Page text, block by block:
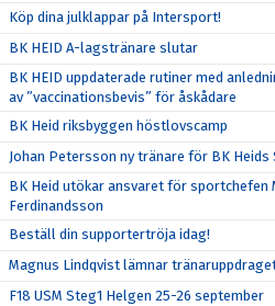
Köp dina julklappar på Intersport!
BK HEID A-lagstränare slutar
BK HEID uppdaterade rutiner med
av ”vaccinationsbevis” för åskådare
BK Heid riksbyggen höstlovscamp
Johan Petersson ny tränare för BK Heids
BK Heid utökar ansvaret för sportchefen
Ferdinandsson
Beställ din supportertröja idag!
Magnus Lindqvist lämnar
F18 USM Steg1 Helgen 25-26 september